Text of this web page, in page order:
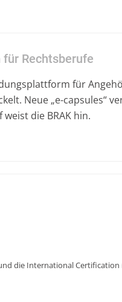
Rechtsberufe
für
Neue „e-capsules“
die BRAK hin.
die International